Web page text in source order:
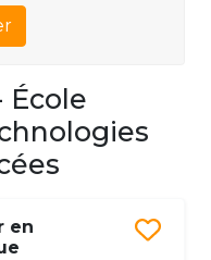
École
en